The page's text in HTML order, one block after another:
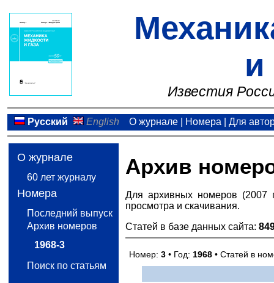
и
Известия
Русский English О журнале| Номера Для
О журнале
60 лет журналу
Номера
Последний выпуск
Архив номеров
1968-3
Поиск по статьям
Архив
Для архивных номеров (2007
просмотра и скачивания.
Статей в базе данных сайта:
Номер:3 • Год: 1968 • Статей в